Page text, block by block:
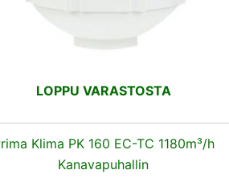
LOPPU VARASTOSTA
Klima PK 160 EC-TC 1180m³/h
Kanavapuhallin